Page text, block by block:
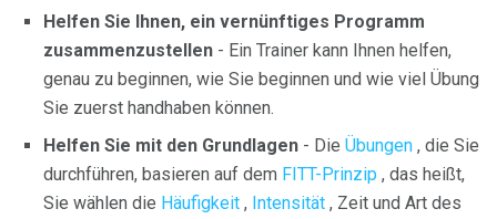
Helfen Sie Ihnen, ein vernünftiges Programm
zusammenzustellen - Ein Trainer kann Ihnen helfen,
genau zu beginnen, wie Sie beginnen und wie viel Übung
Sie zuerst handhaben können.
Helfen Sie mit den Grundlagen - Die Übungen , die Sie
durchführen, basieren auf dem FITT-Prinzip , das heißt,
Sie wählen die Häufigkeit , Intensität , Zeit und Art des